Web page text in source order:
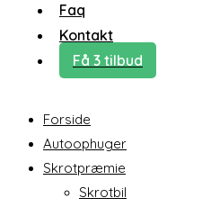
Faq
Kontakt
Få 3 tilbud
Forside
Autoophuger
Skrotpræmie
Skrotbil